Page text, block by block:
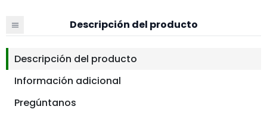
Descripción del producto
Descripción del producto
Información adicional
Pregúntanos